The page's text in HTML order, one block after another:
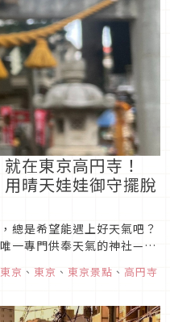
在東京高円寺！
用晴天娃娃御守擺脫
總是希望能遇上好天氣吧？
一專門供奉天氣的神社—氣
神社更因為成為新海誠動畫
京 、 東京 、 東京景點 、 高円寺